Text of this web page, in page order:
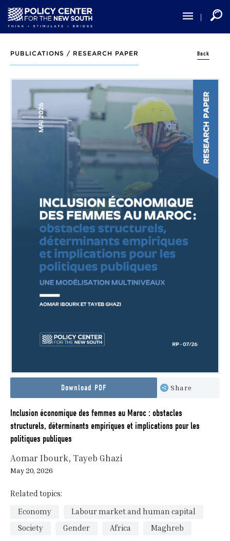
main
content
PUBLICATIONS / RESEARCH PAPER Back
Download PDF Share
Inclusion économique des femmes au Maroc : obstacles
structurels, déterminants empiriques et implications pour les
politiques publiques
Aomar Ibourk Tayeb Ghazi
May 20, 2026
Related topics:
Economy
Labour market and human capital
Society
Gender Africa Maghreb